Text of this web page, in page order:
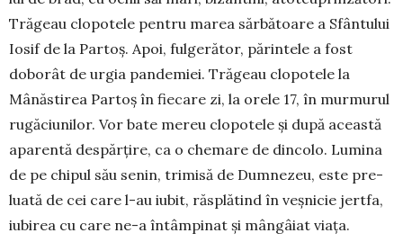
Trăgeau clopotele pentru ma­rea sărbă­toare a Sfântului
Iosif de la Partoș. Apoi, fulgerător, părintele a fost
doborât de urgia pandemiei. Trăgeau clopotele la
Mânăstirea Partoș în fiecare zi, la orele 17, în mur­murul
rugă­ciunilor. Vor bate mereu clopotele și după această
aparentă despăr­țire, ca o chemare de din­colo. Lu­mina
de pe chipul său se­nin, tri­misă de Dumnezeu, este pre­
luată de cei care l-au iubit, răs­plătind în veșnicie jertfa,
iubi­rea cu care ne-a întâmpinat și mân­gâiat viața.